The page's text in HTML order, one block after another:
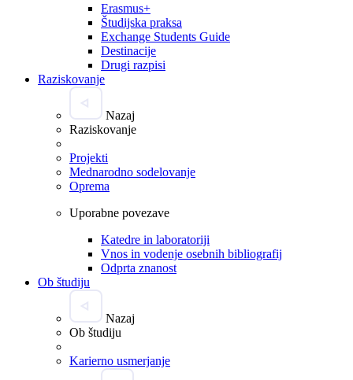
Erasmus+
Študijska praksa
Exchange Students Guide
Destinacije
Drugi razpisi
Raziskovanje
Nazaj
Raziskovanje
Projekti
Mednarodno sodelovanje
Oprema
Uporabne povezave
Katedre in laboratoriji
Vnos in vodenje osebnih bibliografij
Odprta znanost
Ob študiju
Nazaj
Ob študiju
Karierno usmerjanje